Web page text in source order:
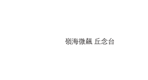
嶺海微飆 丘念台